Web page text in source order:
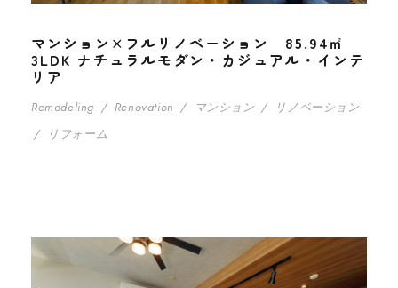
マンション×フルリノベーション 85.94㎡
3LDK ナチュラルモダン・カジュアル・インテ
リア
Remodeling / Renovation / マンション /
リノベーション
/
リフォーム